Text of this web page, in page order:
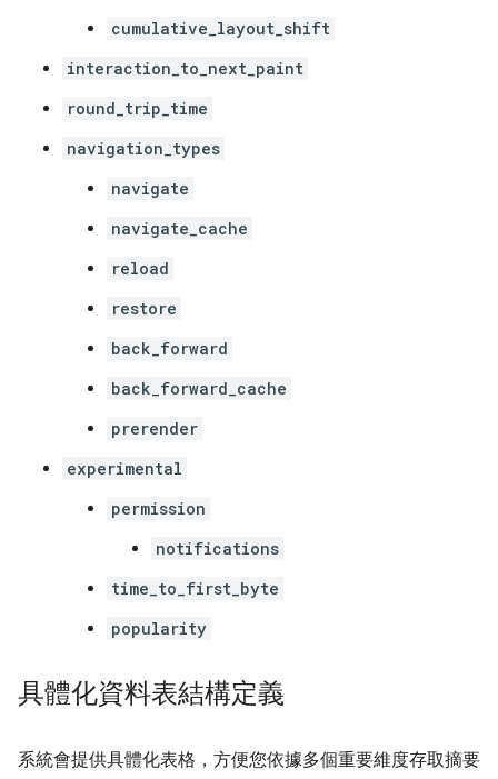
cumulative_layout_shift
interaction_to_next_paint
round_trip_time
navigation_types
navigate
navigate_cache
reload
restore
back_forward
back_forward_cache
prerender
experimental
permission
notifications
time_to_first_byte
popularity
具體化資料表結構定義
系統會提供具體化表格，方便您依據多個重要維度存取摘要